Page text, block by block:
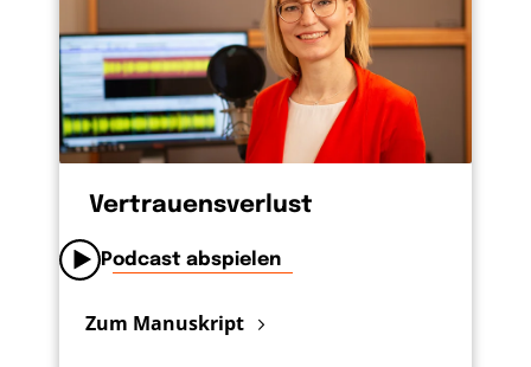
Vertrauensverlust
Podcast abspielen
Zum Manuskript